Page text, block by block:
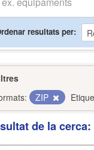
resultats per
ZIP
de la